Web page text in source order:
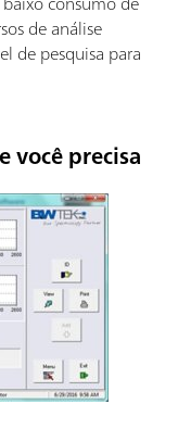
de análise
de pesquisa para
você precisa